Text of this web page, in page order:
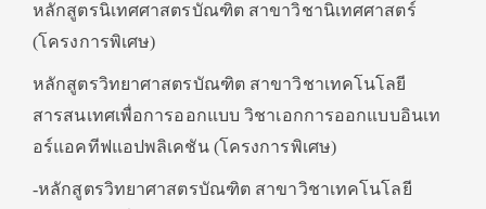
หลักสูตรนิเทศศาสตรบัณฑิต สาขาวิชานิเทศศาสตร์
(โครงการพิเศษ)
หลักสูตรวิทยาศาสตรบัณฑิต สาขาวิชาเทคโนโลยี
สารสนเทศเพื่อการออกแบบ วิชาเอกการออกแบบอินเท
อร์แอคทีฟแอปพลิเคชัน (โครงการพิเศษ)
-หลักสูตรวิทยาศาสตรบัณฑิต สาขาวิชาเทคโนโลยี